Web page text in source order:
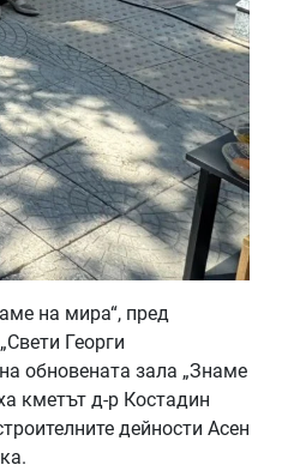
на мира“, пред
Георги
обновената зала „Знаме
кметът д-р Костадин
дейности Асен